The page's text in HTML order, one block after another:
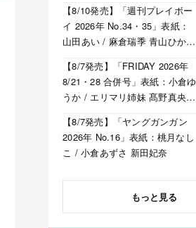
【8/10発売】「週刊プレイボー
イ 2026年 No.34・35」表紙：
山田あい / 麻倉瑞季 青山ひかる
【8/7発売】「FRIDAY 2026年
8/21・28 合併号」表紙：小倉ゆ
うか / エリマリ姉妹 髙野真央
【8/7発売】「ヤングガンガン
2026年 No.16」表紙：桃月なし
こ / 小倉あずさ 新田妃奈
もっと見る